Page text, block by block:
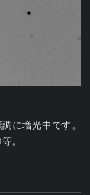
に増光中です。
。